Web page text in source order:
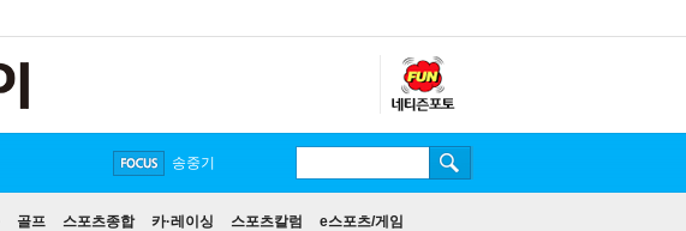
골프 스포츠종합 카·레이싱 스포츠칼럼 e스포츠/게임
방탄소년단
손흥민
유아인
송중기